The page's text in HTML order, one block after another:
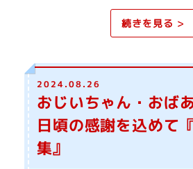
続きを見る >
2024.08.26
おじいちゃん・おば
日頃の感謝を込めて
集』